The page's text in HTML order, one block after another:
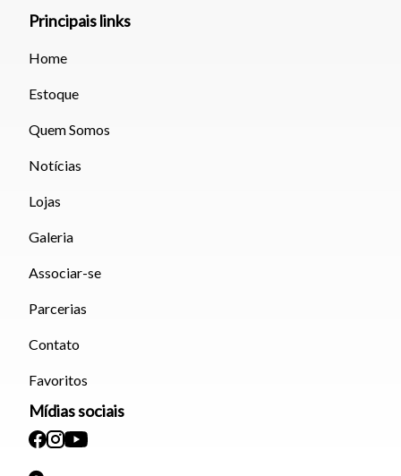
Principais links
Home
Estoque
Quem Somos
Notícias
Lojas
Galeria
Associar-se
Parcerias
Contato
Favoritos
Mídias sociais